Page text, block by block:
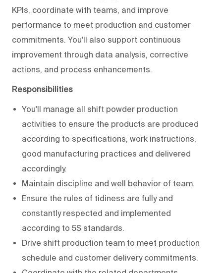
KPIs, coordinate with teams, and improve
performance to meet production and customer
commitments. You'll also support continuous
improvement through data analysis, corrective
actions, and process enhancements.
Responsibilities
You'll manage all shift powder production
activities to ensure the products are produced
according to specifications, work instructions,
good manufacturing practices and delivered
accordingly.
Maintain discipline and well behavior of team.
Ensure the rules of tidiness are fully and
constantly respected and implemented
according to 5S standards.
Drive shift production team to meet production
schedule and customer delivery commitments.